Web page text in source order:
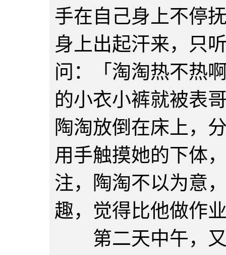
手在自己身上不停
身上出起汗来，只
问：「淘淘热不热
的小衣小裤就被表
陶淘放倒在床上，
用手触摸她的下体
注，陶淘不以为意
趣，觉得比他做作
第二天中午，又